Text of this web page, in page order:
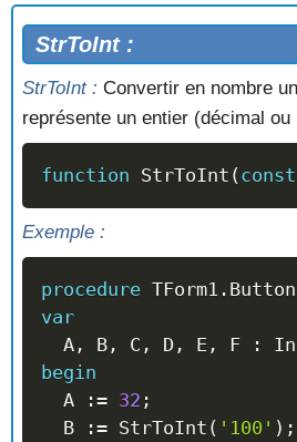
StrToInt :
StrToInt : Convertir en nombre
représente un entier (décimal ou
function StrToInt (const
Exemple :
procedure TForm1 .
var
  A
, B , C , D , E , F :
begin
  A
:= 32 ;
  B
:= StrToInt ( '100' ) ;